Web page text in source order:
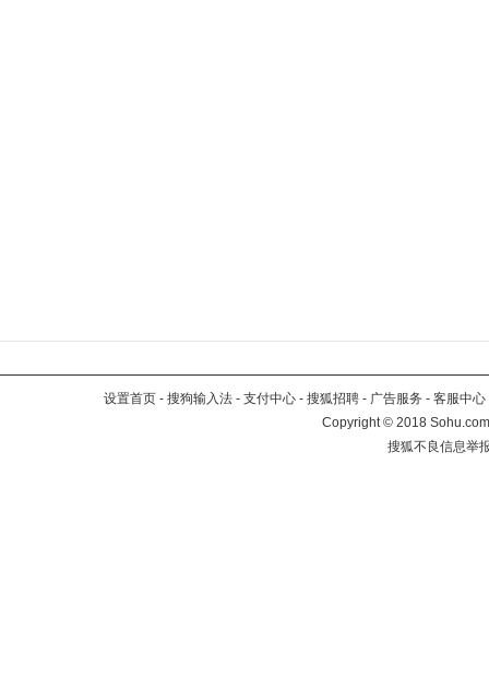
设置首页 - 搜狗输入法 - 支付中心 - 搜狐招聘 - 广告服务 - 客服中心
Copyright©2018
搜狐不良信息举